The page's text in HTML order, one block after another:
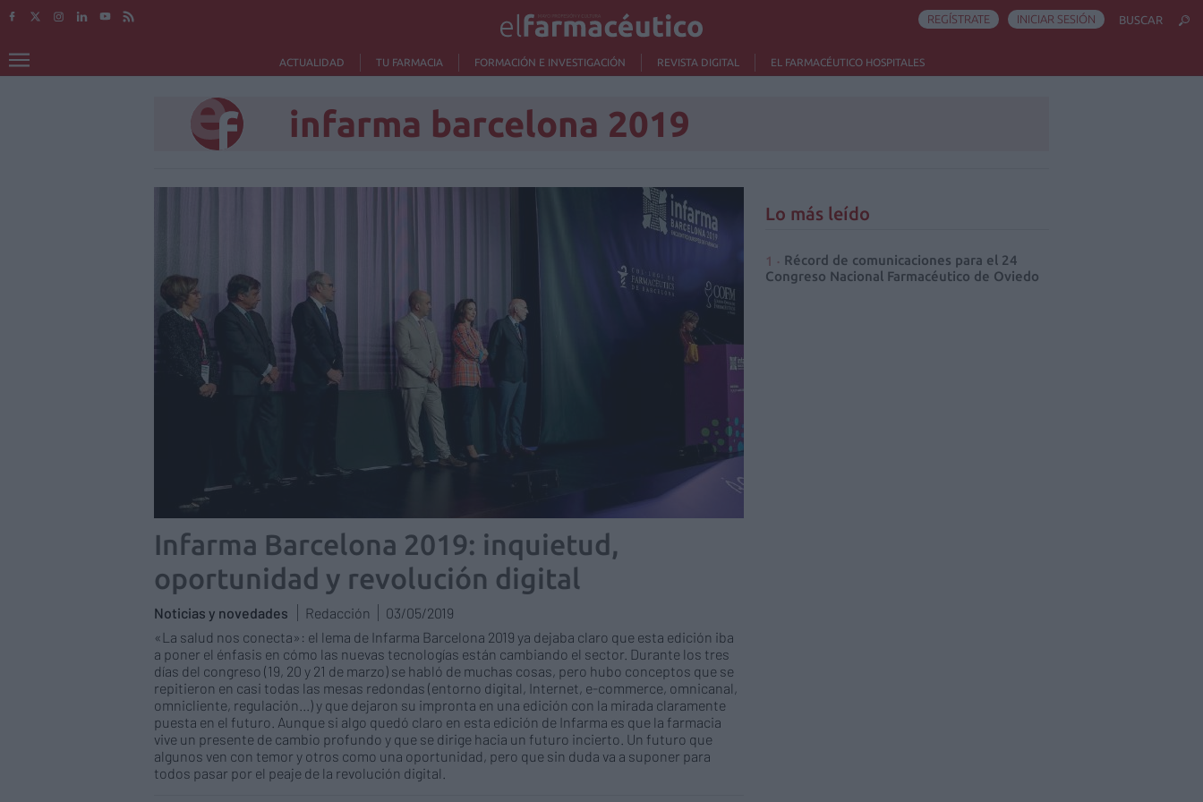
ACTUALIDAD TU FARMACIA FORMACIÓN E INVESTIGACIÓN REVISTA DIGITAL EL FARMACÉUTICO HOSPITALES
REGÍSTRATE INICIAR SESIÓN BUSCAR
infarma barcelona 2019
Infarma Barcelona 2019: inquietud,
oportunidad y revolución digital
Noticias y novedades Redacción
03/05/2019
«La salud nos conecta»: el lema de Infarma Barcelona 2019 ya dejaba claro que esta edición iba
a poner el énfasis en cómo las nuevas tecnologías están cambiando el sector. Durante los tres
días del congreso (19, 20 y 21 de marzo) se habló de muchas cosas, pero hubo conceptos que se
repitieron en casi todas las mesas redondas (entorno digital, Internet, e-commerce, omnicanal,
omnicliente, regulación...) y que dejaron su impronta en una edición con la mirada claramente
puesta en el futuro. Aunque si algo quedó claro en esta edición de Infarma es que la farmacia
vive un presente de cambio profundo y que se dirige hacia un futuro incierto. Un futuro que
algunos ven con temor y otros como una oportunidad, pero que sin duda va a suponer para
todos pasar por el peaje de la revolución digital.
Lo más leído
Récord de comunicaciones para el 24
Congreso Nacional Farmacéutico de Oviedo